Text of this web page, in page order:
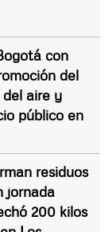
con
del
aire y
público en
residuos
jornada
200 kilos